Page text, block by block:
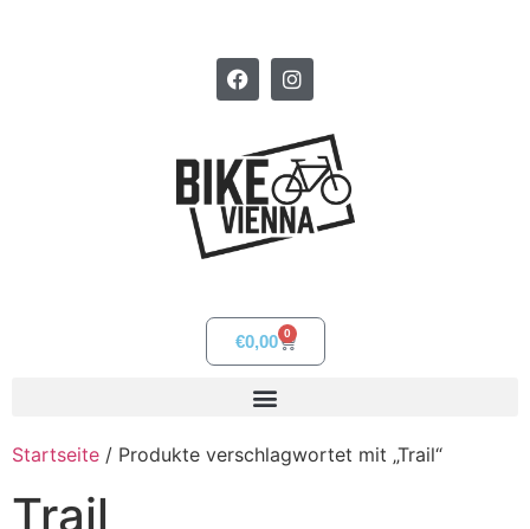
€0,00 0
Startseite / Produkte verschlagwortet mit „Trail“
Trail